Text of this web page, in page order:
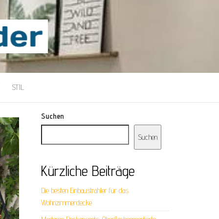
STIL
Suchen
Suchen
Kürzliche Beiträge
Die besten Einbaustrahler für das
Wohnzimmerdecke